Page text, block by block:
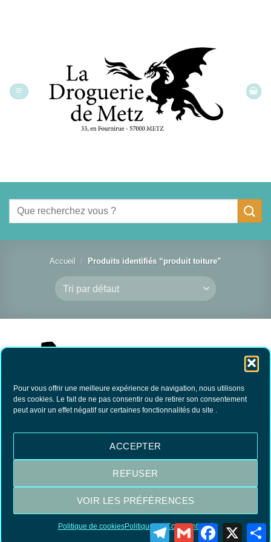
Pour vous offrir une meilleure expérience de navigation, nous utilisons
des cookies. Le fait de ne pas consentir ou de retirer son consentement
peut avoir un effet négatif sur certaines fonctionnalités du site .
ACCEPTER
REFUSER
VOIR LES PRÉFÉRENCES
Politique de cookiesPolitique de Confidentialité
Recherche
pour :
Accueil / Produits identifiés “produit toiture”
Anti dépôts vert
13.90€ TTC
PANIER
Visa MasterCardPayPal
TelegramGmail Facebook